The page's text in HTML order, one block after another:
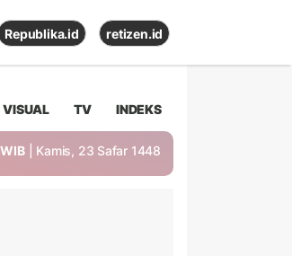
Republika.id retizen.id
VISUAL TV INDEKS
| Kamis, 23 Safar 1448